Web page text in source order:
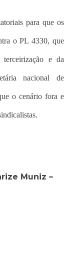
para que os
o PL 4330, que
e da
nacional de
o cenário fora e
Muniz –